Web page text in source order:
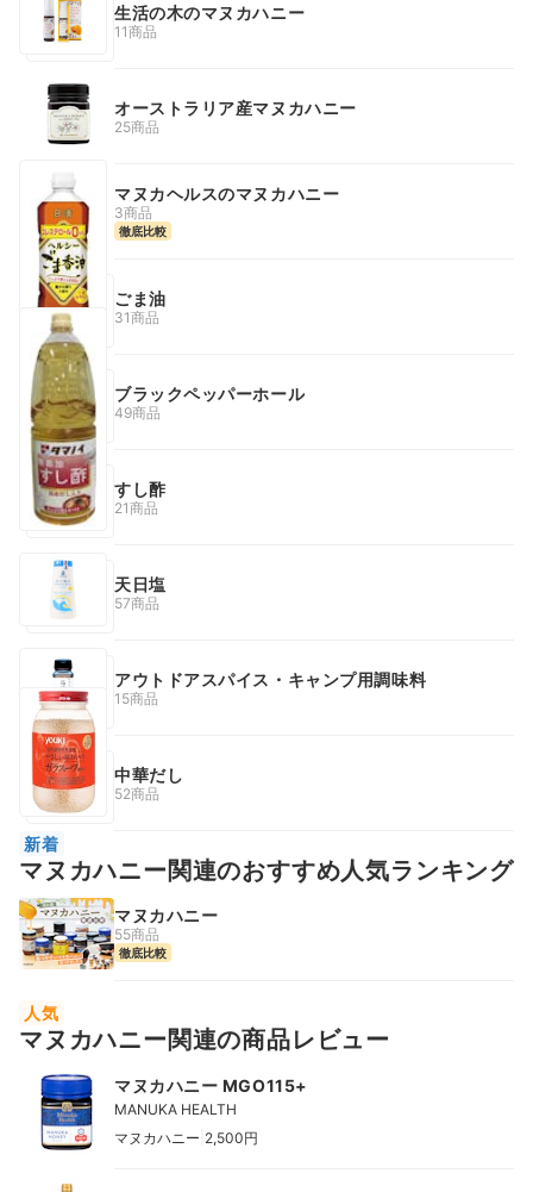
生活の木のマヌカハニー
11商品
オーストラリア産マヌカハニー
25商品
マヌカヘルスのマヌカハニー
3商品
徹底比較
ごま油
31商品
ブラックペッパーホール
49商品
すし酢
21商品
天日塩
57商品
アウトドアスパイス・キャンプ用調味料
15商品
中華だし
52商品
新着
マヌカハニー関連のおすすめ人気ランキング
マヌカハニー
55商品
徹底比較
人気
マヌカハニー関連の商品レビュー
マヌカハニー MGO115+
MANUKA HEALTH
マヌカハニー 2,500円